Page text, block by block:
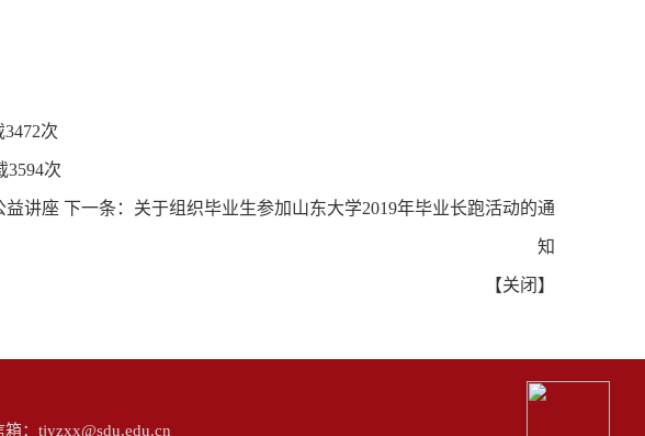
3472次
3594次
益讲座 下一条： 关于组织毕业生参加山东大学2019年毕业长跑活动的通
知
【关闭 】
：tjyzxx@sdu.edu.cn